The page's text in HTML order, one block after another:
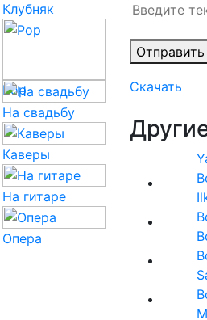
Отправить
Скачать
Клубняк
Pop
На свадьбу
Каверы
На гитаре
Опера